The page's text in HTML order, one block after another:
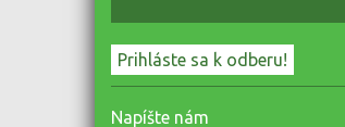
Napíšte nám